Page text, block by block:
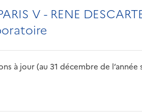
V - RENE
à jour (au 31 décembre de